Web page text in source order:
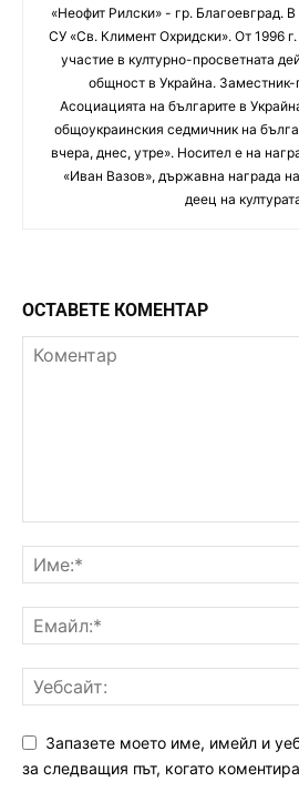
«Неофит Рилски» - гр. Благоевград.
СУ «Св. Климент Охридски». От 1996
участие в културно-просветната
общност в Украйна. Заместник-
Асоциацията на българите в
общоукраинския седмичник на
вчера, днес, утре». Носител е на
«Иван Вазов», държавна награда
деец на
ОСТАВЕТЕ КОМЕНТАР
Запазете моето име, имейл и
за следващия път, когато